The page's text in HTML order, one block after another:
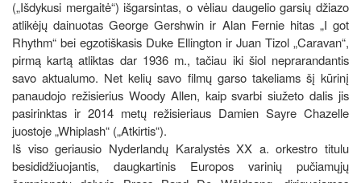
(„Išdykusi mergaitė“) išgarsintas, o vėliau daugelio garsių džiazo
atlikėjų dainuotas George Gershwin ir Alan Fernie hitas „I got
Rhythm“ bei egzotiškasis Duke Ellington ir Juan Tizol „Caravan“,
pirmą kartą atliktas dar 1936 m., tačiau iki šiol neprarandantis
savo aktualumo. Net kelių savo filmų garso takeliams šį kūrinį
panaudojo režisierius Woody Allen, kaip svarbi siužeto dalis jis
pasirinktas ir 2014 metų režisieriaus Damien Sayre Chazelle
juostoje „Whiplash“ („Atkirtis“).
Iš viso geriausio Nyderlandų Karalystės XX a. orkestro titulu
besididžiuojantis, daugkartinis Europos varinių pučiamųjų